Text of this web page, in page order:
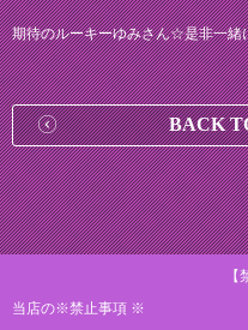
期待のルーキーゆみさん☆是非一緒
BACK
【
当店の※禁止事項 ※